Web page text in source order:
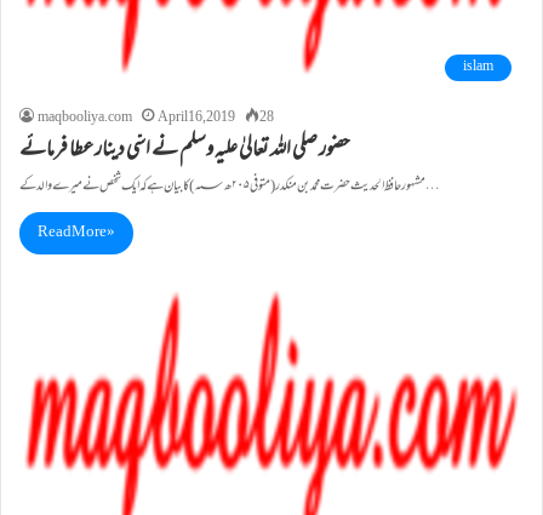
islam
maqbooliya.com
April 16, 2019 28
حضور صلی اللہ تعالیٰ علیہ وسلم نے اسّی دینار عطا فرمائے
مشہور حافظ الحدیث حضرت محمد بن منکدر (متوفی ۲۰۵ھ؁) کا بیان ہے کہ ایک شخص نے میرے والد کے…
Read More »